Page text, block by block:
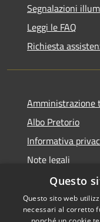
Segnalazioni
Leggi le FAQ
Richiesta
Amministrazione
Albo Pretorio
Informativa
Note legali
Dichiarazione di
Questo
Questo sito web
necessari al corretto